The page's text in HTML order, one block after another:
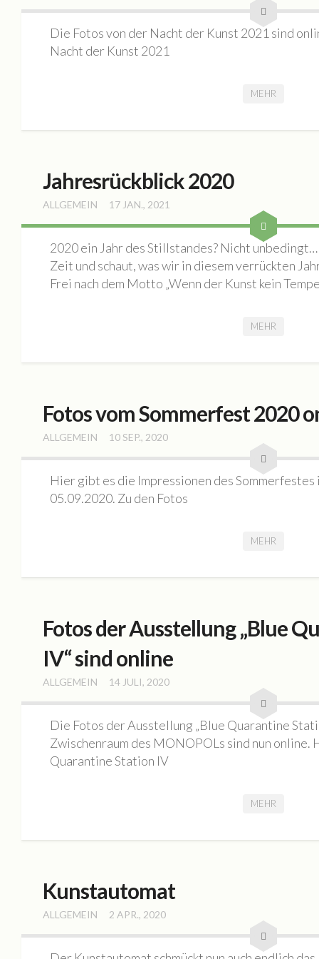
Die Fotos von der Nacht der Kunst 2021 sind
Nacht der Kunst 2021
MEHR
Jahresrückblick 2020
ALLGEMEIN 17 JAN., 2021
2020 ein Jahr des Stillstandes? Nicht
Zeit und schaut, was wir in diesem verrückten
Frei nach dem Motto „Wenn der Kunst kein
MEHR
Fotos vom Sommerfest 2020
ALLGEMEIN 10 SEP., 2020
Hier gibt es die Impressionen des
05.09.2020. Zu den Fotos
MEHR
Fotos der Ausstellung „Blue
IV“ sind online
ALLGEMEIN 14 JULI, 2020
Die Fotos der Ausstellung „Blue Quarantine
Zwischenraum des MONOPOLs sind nun online.
Quarantine Station IV
MEHR
Kunstautomat
ALLGEMEIN 2 APR., 2020